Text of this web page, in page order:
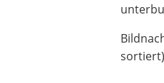
sortiert)